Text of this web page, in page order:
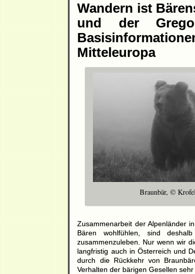
Wandern ist
und der
Mitteleuropa
Braunbär, ©
Zusammenarbeit der Alpenländer
Bären wohlfühlen, sind
zusammenzuleben. Nur wenn wir
langfristig auch in Österreich und
durch die Rückkehr von
Verhalten der bärigen Gesellen sehr